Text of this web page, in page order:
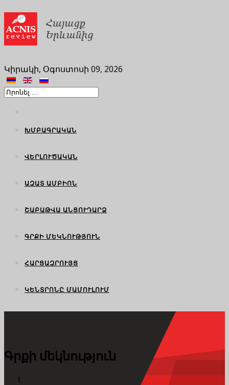
Կիրակի, Օգոստոսի 09, 2026
ԽՄԲԱԳՐԱԿԱՆ
ՎԵՐԼՈՒԾԱԿԱՆ
ԱԶԱՏ ԱՄԲԻՈՆ
ՇԱԲԱԹՎԱ ԱՆՑՈՒԴԱՐՁ
ԳՐՔԻ ՄԵԿՆՈՒԹՅՈՒՆ
ՀԱՐՑԱԶՐՈՒՅՑ
ԿԵՆՏՐՈՆԸ ՄԱՄՈՒԼՈՒՄ
Գրքի մեկնություն